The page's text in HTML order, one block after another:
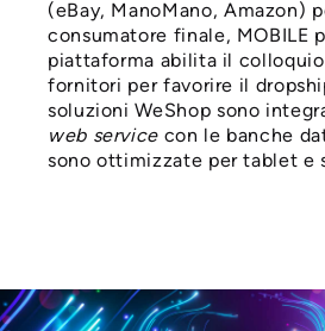
(eBay, ManoMano, Amazon)
consumatore finale, MOBILE
piattaforma abilita il
fornitori per favorire il
soluzioni WeShop sono
web service con le banche
sono ottimizzate per tablet e